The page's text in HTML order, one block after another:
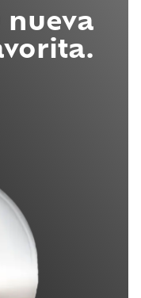
nueva